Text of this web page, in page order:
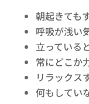
朝起きても
呼吸が浅い
立っている
常にどこか
リラックス
何もしてい